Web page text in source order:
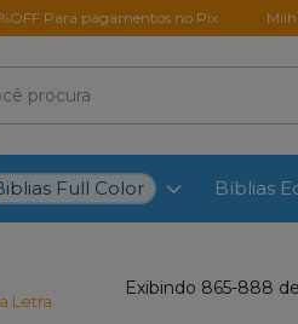
pagamentos no Pix Milhares de
Full Color Bíblias
Letra
Exibindo 865-888